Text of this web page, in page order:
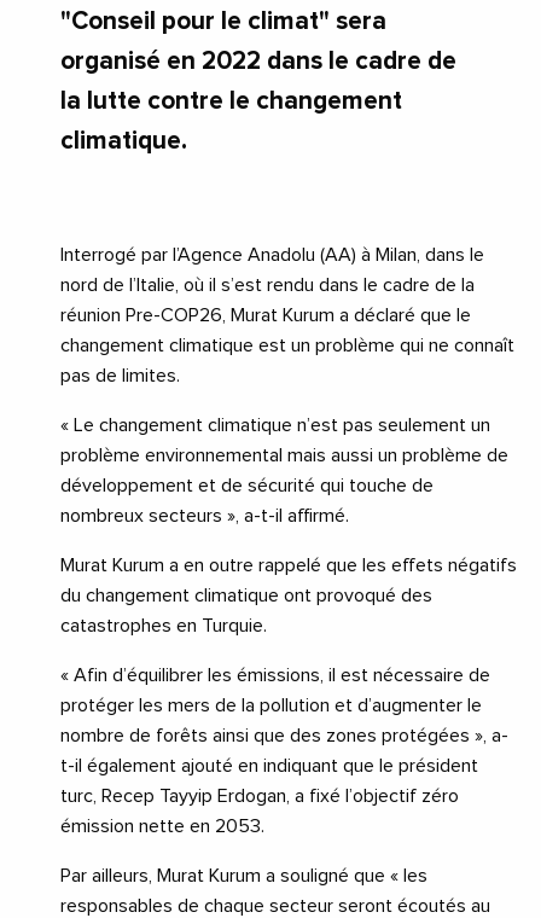
"Conseil pour le climat" sera
organisé en 2022 dans le cadre de
la lutte contre le changement
climatique.
Interrogé par l’Agence Anadolu (AA) à Milan, dans le
nord de l’Italie, où il s’est rendu dans le cadre de la
réunion Pre-COP26, Murat Kurum a déclaré que le
changement climatique est un problème qui ne connaît
pas de limites.
« Le changement climatique n’est pas seulement un
problème environnemental mais aussi un problème de
développement et de sécurité qui touche de
nombreux secteurs », a-t-il affirmé.
Murat Kurum a en outre rappelé que les effets négatifs
du changement climatique ont provoqué des
catastrophes en Turquie.
« Afin d’équilibrer les émissions, il est nécessaire de
protéger les mers de la pollution et d’augmenter le
nombre de forêts ainsi que des zones protégées », a-
t-il également ajouté en indiquant que le président
turc, Recep Tayyip Erdogan, a fixé l’objectif zéro
émission nette en 2053.
Par ailleurs, Murat Kurum a souligné que « les
responsables de chaque secteur seront écoutés au